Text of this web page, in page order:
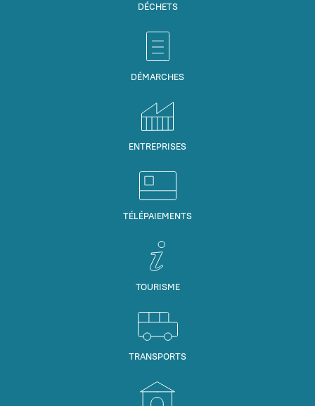
DÉCHETS
DÉMARCHES
ENTREPRISES
TÉLÉPAIEMENTS
TOURISME
TRANSPORTS